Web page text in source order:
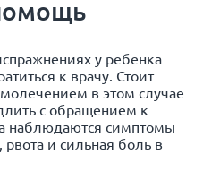
у ребенка
к врачу. Стоит
в этом случае
с обращением к
наблюдаются симптомы
и сильная боль в